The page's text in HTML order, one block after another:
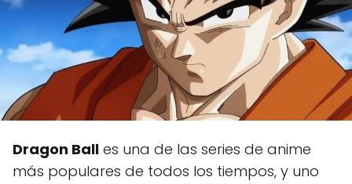
Dragon Ball es una de las series de anime
más populares de todos los tiempos, y uno